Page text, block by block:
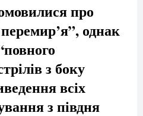
про
однак
з боку
всіх
з півдня